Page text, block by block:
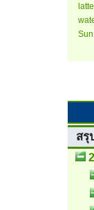
สรุ